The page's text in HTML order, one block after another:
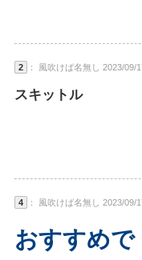
2 ： 風吹けば名無し 2023/
スキットル
4 ： 風吹けば名無し 2023/
おすすめで